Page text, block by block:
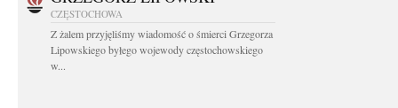
CZĘSTOCHOWA
Z żalem przyjęliśmy wiadomość o śmierci Grzegorza
Lipowskiego byłego wojewody częstochowskiego
w...